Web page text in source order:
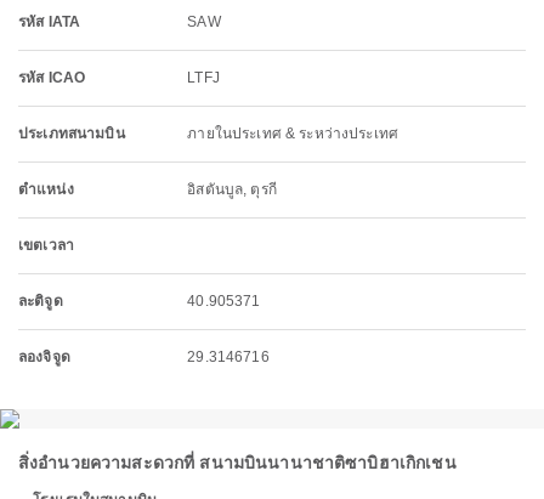
รหัส IATA SAW
รหัส ICAO LTFJ
ประเภทสนามบิน ภายในประเทศ & ระหว่างประเทศ
ตำแหน่ง อิสตันบูล, ตุรกี
เขตเวลา
ละติจูด 40.905371
ลองจิจูด 29.3146716
สิ่งอำนวยความสะดวกที่ สนามบินนานาชาติซาบิฮาเกิกเชน